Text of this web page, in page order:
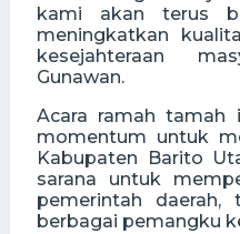
kami akan terus
meningkatkan
kesejahteraan
Gunawan.
Acara ramah tamah
momentum untuk
Kabupaten Barito
sarana untuk
pemerintah daerah,
berbagai pemangku